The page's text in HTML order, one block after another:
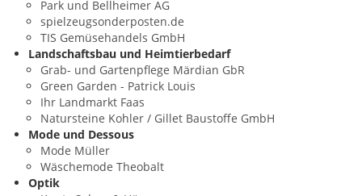
Park und Bellheimer AG
spielzeugsonderposten.de
TIS Gemüsehandels GmbH
Landschaftsbau und Heimtierbedarf
Grab- und Gartenpflege Märdian GbR
Green Garden - Patrick Louis
Ihr Landmarkt Faas
Natursteine Kohler / Gillet Baustoffe GmbH
Mode und Dessous
Mode Müller
Wäschemode Theobalt
Optik